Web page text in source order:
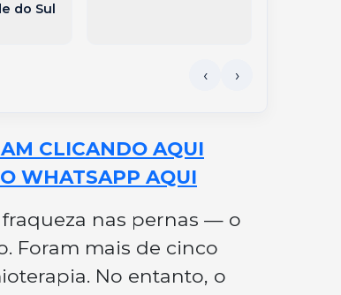
do Sul
CLICANDO AQUI
WHATSAPP AQUI
nas pernas — o
Foram mais de cinco
No entanto, o